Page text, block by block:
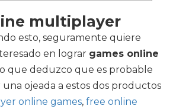
multiplayer
esto, seguramente quiere
en lograr games online
que deduzco que es probable
ojeada a estos dos productos
online games, free online